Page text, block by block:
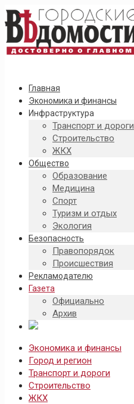
Главная
Экономика и финансы
Инфраструктура
Транспорт и дороги
Строительство
ЖКХ
Общество
Образование
Медицина
Спорт
Туризм и отдых
Экология
Безопасность
Правопорядок
Происшествия
Рекламодателю
Газета
Официально
Архив
Экономика и финансы
Город и регион
Транспорт и дороги
Строительство
ЖКХ